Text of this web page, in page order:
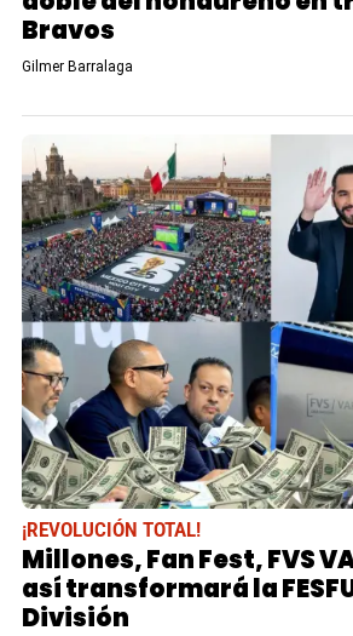
Bravos
Gilmer Barralaga
¡REVOLUCIÓN TOTAL!
Millones, Fan Fest, FVS
así transformará la
División